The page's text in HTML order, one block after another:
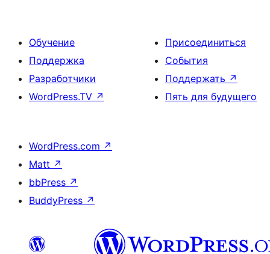
Обучение
Поддержка
Разработчики
WordPress.TV ↗
Присоединиться
События
Поддержать ↗
Пять для будущего
WordPress.com ↗
Matt ↗
bbPress ↗
BuddyPress ↗